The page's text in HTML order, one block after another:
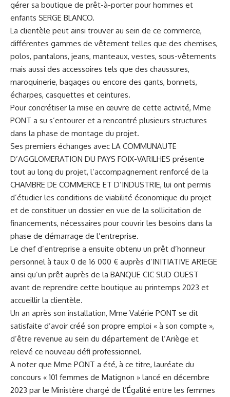
gérer sa boutique de prêt-à-porter pour hommes et
enfants SERGE BLANCO.
La clientèle peut ainsi trouver au sein de ce commerce,
différentes gammes de vêtement telles que des chemises,
polos, pantalons, jeans, manteaux, vestes, sous-vêtements
mais aussi des accessoires tels que des chaussures,
maroquinerie, bagages ou encore des gants, bonnets,
écharpes, casquettes et ceintures.
Pour concrétiser la mise en œuvre de cette activité, Mme
PONT a su s’entourer et a rencontré plusieurs structures
dans la phase de montage du projet.
Ses premiers échanges avec LA COMMUNAUTE
D’AGGLOMERATION DU PAYS FOIX-VARILHES présente
tout au long du projet, l’accompagnement renforcé de la
CHAMBRE DE COMMERCE ET D’INDUSTRIE, lui ont permis
d’étudier les conditions de viabilité économique du projet
et de constituer un dossier en vue de la sollicitation de
financements, nécessaires pour couvrir les besoins dans la
phase de démarrage de l’entreprise.
Le chef d’entreprise a ensuite obtenu un prêt d’honneur
personnel à taux 0 de 16 000 € auprès d’INITIATIVE ARIEGE
ainsi qu’un prêt auprès de la BANQUE CIC SUD OUEST
avant de reprendre cette boutique au printemps 2023 et
accueillir la clientèle.
Un an après son installation, Mme Valérie PONT se dit
satisfaite d’avoir créé son propre emploi « à son compte »,
d’être revenue au sein du département de l’Ariège et
relevé ce nouveau défi professionnel.
A noter que Mme PONT a été, à ce titre, lauréate du
concours « 101 femmes de Matignon » lancé en décembre
2023 par le Ministère chargé de l’Égalité entre les femmes